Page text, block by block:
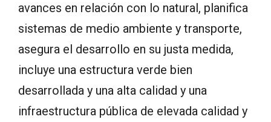
avances en relación con lo natural, planifica
sistemas de medio ambiente y transporte,
asegura el desarrollo en su justa medida,
incluye una estructura verde bien
desarrollada y una alta calidad y una
infraestructura pública de elevada calidad y